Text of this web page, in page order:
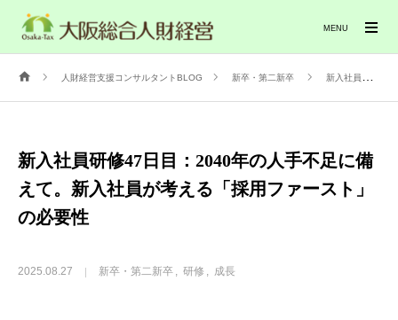
人財経営支援コンサルタントBLOG 新卒・第二新卒 新入社員研修47日目：2040年の人手不足に備えて。新入社員が考える「採用ファースト」の必要性
新入社員研修47日目：2040年の人手不足に備
えて。新入社員が考える「採用ファースト」
の必要性
2025.08.27 新卒・第二新卒 研修 成長
MENU